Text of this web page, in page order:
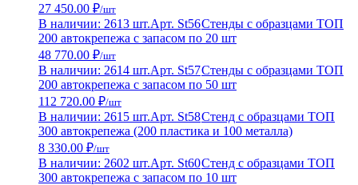
27 450.00 ₽/шт
В наличии: 2613 шт.Арт. St56Стенды с образцами ТОП
200 автокрепежа с запасом по 20 шт
48 770.00 ₽/шт
В наличии: 2614 шт.Арт. St57Стенды с образцами ТОП
200 автокрепежа с запасом по 50 шт
112 720.00 ₽/шт
В наличии: 2615 шт.Арт. St58Стенд с образцами ТОП
300 автокрепежа (200 пластика и 100 металла)
8 330.00 ₽/шт
В наличии: 2602 шт.Арт. St60Стенд с образцами ТОП
300 автокрепежа с запасом по 10 шт